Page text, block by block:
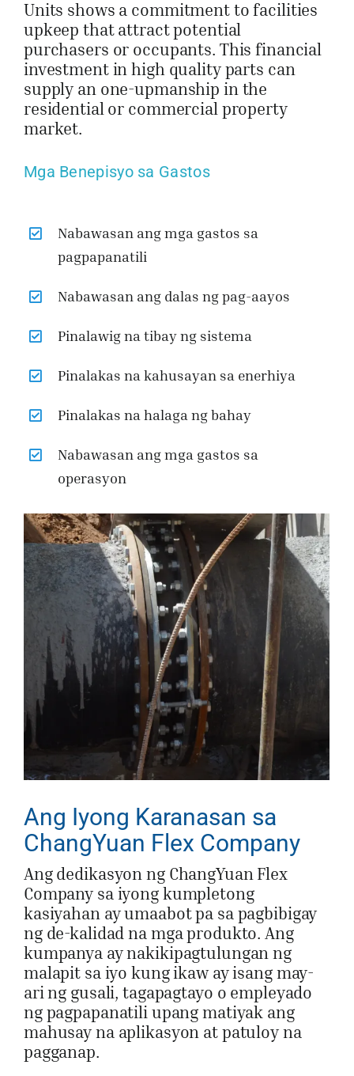
Units shows a commitment to facilities
upkeep that attract potential
purchasers or occupants. This financial
investment in high quality parts can
supply an one-upmanship in the
residential or commercial property
market.
Mga Benepisyo sa Gastos
Nabawasan ang mga gastos sa
pagpapanatili
Nabawasan ang dalas ng pag-aayos
Pinalawig na tibay ng sistema
Pinalakas na kahusayan sa enerhiya
Pinalakas na halaga ng bahay
Nabawasan ang mga gastos sa
operasyon
Ang Iyong Karanasan sa
ChangYuan Flex Company
Ang dedikasyon ng ChangYuan Flex
Company sa iyong kumpletong
kasiyahan ay umaabot pa sa pagbibigay
ng de-kalidad na mga produkto. Ang
kumpanya ay nakikipagtulungan ng
malapit sa iyo kung ikaw ay isang may-
ari ng gusali, tagapagtayo o empleyado
ng pagpapanatili upang matiyak ang
mahusay na aplikasyon at patuloy na
pagganap.